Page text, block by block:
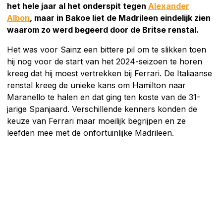
het hele jaar al het onderspit tegen Alexander
Albon, maar in Bakoe liet de Madrileen eindelijk zien
waarom zo werd begeerd door de Britse renstal.
Het was voor Sainz een bittere pil om te slikken toen
hij nog voor de start van het 2024-seizoen te horen
kreeg dat hij moest vertrekken bij Ferrari. De Italiaanse
renstal kreeg de unieke kans om Hamilton naar
Maranello te halen en dat ging ten koste van de 31-
jarige Spanjaard. Verschillende kenners konden de
keuze van Ferrari maar moeilijk begrijpen en ze
leefden mee met de onfortuinlijke Madrileen.